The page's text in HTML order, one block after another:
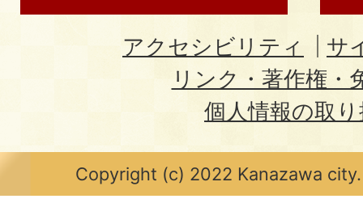
アクセシビリティ
サ
リンク・著作権・
個人情報の取
Copyright (c) 2022 Kanazawa